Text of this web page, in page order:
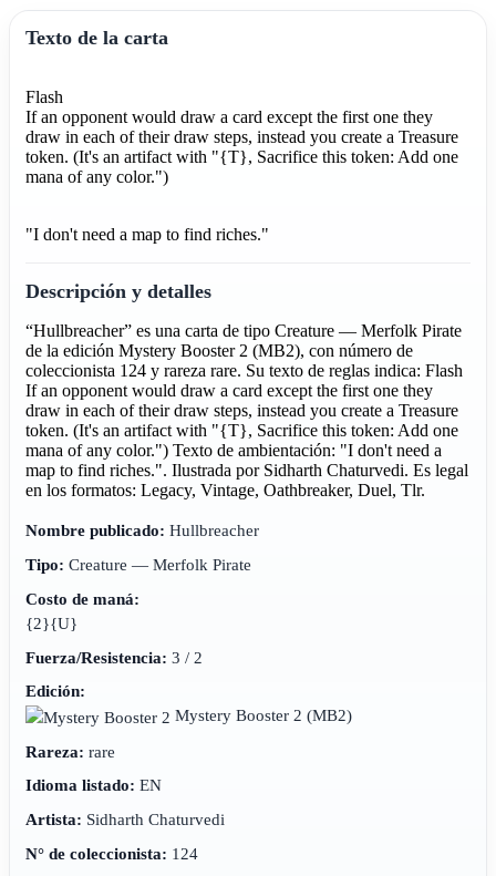
Texto de la carta
Flash
If an opponent would draw a card except the first one they
draw in each of their draw steps, instead you create a Treasure
token. (It's an artifact with "{T}, Sacrifice this token: Add one
mana of any color.")
"I don't need a map to find riches."
Descripción y detalles
“Hullbreacher” es una carta de tipo Creature — Merfolk Pirate
de la edición Mystery Booster 2 (MB2), con número de
coleccionista 124 y rareza rare. Su texto de reglas indica: Flash
If an opponent would draw a card except the first one they
draw in each of their draw steps, instead you create a Treasure
token. (It's an artifact with "{T}, Sacrifice this token: Add one
mana of any color.") Texto de ambientación: "I don't need a
map to find riches.". Ilustrada por Sidharth Chaturvedi. Es legal
en los formatos: Legacy, Vintage, Oathbreaker, Duel, Tlr.
Nombre publicado: Hullbreacher
Tipo: Creature — Merfolk Pirate
Costo de maná:
{2}{U}
Fuerza/Resistencia: 3 / 2
Edición:
Mystery Booster 2(MB2)
Rareza: rare
Idioma listado: EN
Artista: Sidharth Chaturvedi
N° de coleccionista: 124